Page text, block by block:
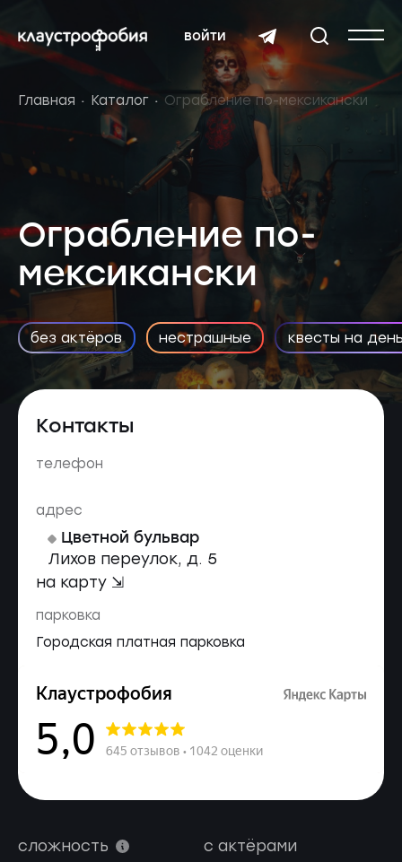
войти
Главная Каталог Ограбление по-мексикански
Ограбление по-
мексикански
без актёров нестрашные квесты на
Контакты
телефон
адрес
Цветной бульвар
Лихов переулок, д. 5
на карту ⇲
парковка
Городская платная парковка
сложность
с актёрами